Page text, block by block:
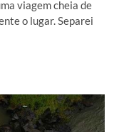
viagem cheia de
o lugar. Separei